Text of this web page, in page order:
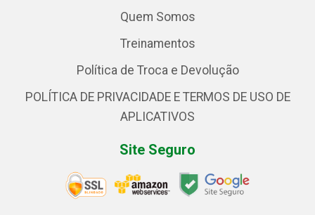
Quem Somos
Treinamentos
Política de Troca e Devolução
POLÍTICA DE PRIVACIDADE E TERMOS DE USO DE
APLICATIVOS
Site Seguro